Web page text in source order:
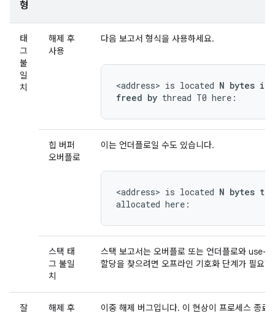
형
태
그
불
일
치
해제 후
사용
다음 보고서 형식을 사용하세요.
<address> is located N bytes
freed by thread T0 here:
힙 버퍼
오버플로
이는 언더플로일 수도 있습니다.
<address> is located N bytes
allocated here:
스택 태
그 불일
치
스택 보고서는 오버플로 또는 언더플로와 use-
할당을 찾으려면 오프라인 기호화 단계가 필요
잘
해제 후
이중 해제 버그입니다. 이 현상이 프로세스 종료